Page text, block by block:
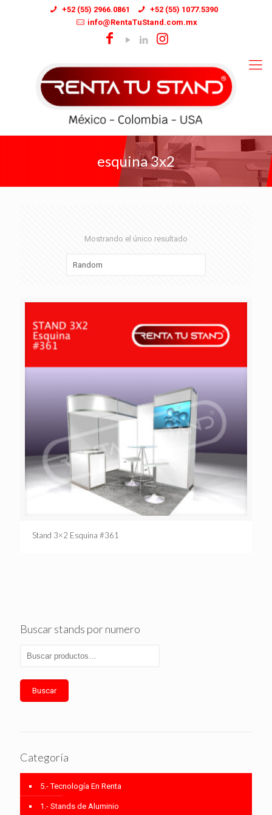
+52 (55) 2966.0861
+52 (55) 1077.5390
info@RentaTuStand.com.mx
esquina 3x2
Mostrando el único resultado
Stand 3×2 Esquina #361
Buscar stands por numero
Buscar
Categoría
5.- Tecnología En Renta
1.- Stands de Aluminio